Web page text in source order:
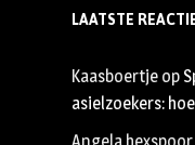
LAATSTE
Kaasboertje op
asielzoekers: